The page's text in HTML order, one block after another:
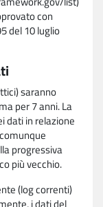
con
del 10 luglio
saranno
per 7 anni. La
dati in relazione
progressiva
più vecchio.
(log correnti)
i dati del